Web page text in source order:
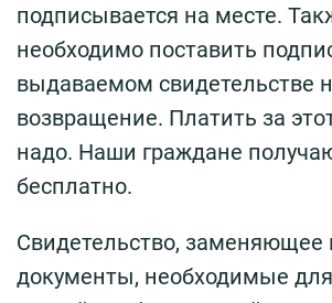
подписывается на месте.
необходимо поставить
выдаваемом свидетельстве
возвращение. Платить за
надо. Наши граждане
бесплатно.
Свидетельство, заменяющее
документы, необходимые